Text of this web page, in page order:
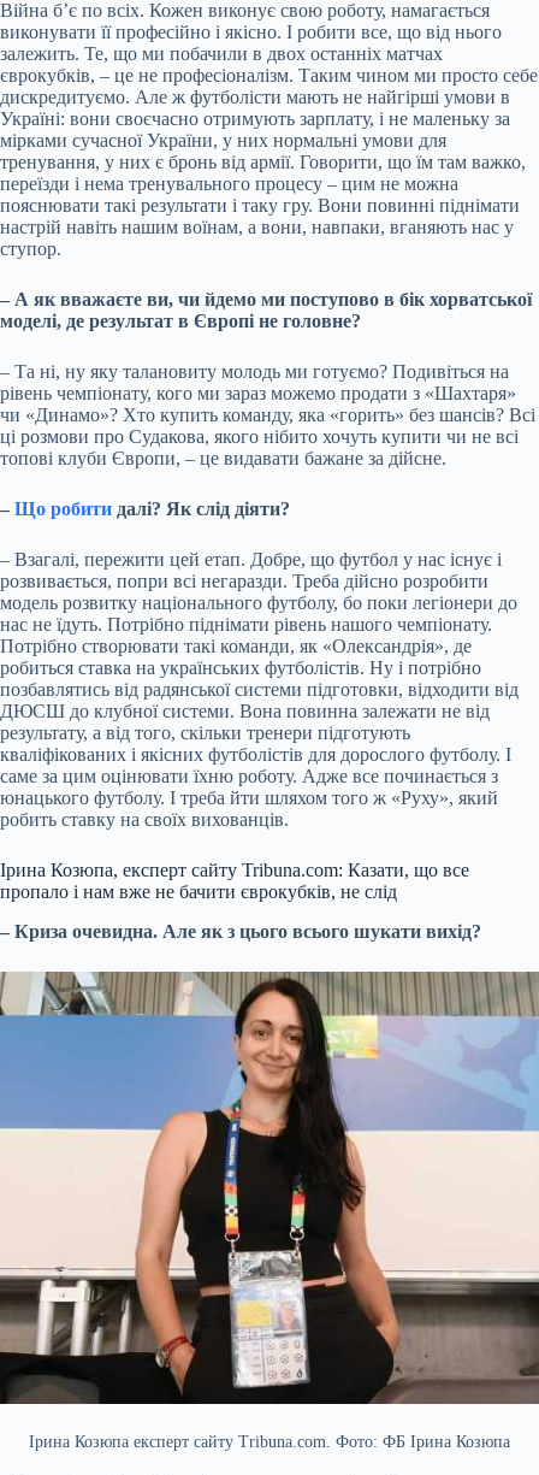
Війна б’є по всіх. Кожен виконує свою роботу, намагається
виконувати її професійно і якісно. І робити все, що від нього
залежить. Те, що ми побачили в двох останніх матчах
єврокубків, – це не професіоналізм. Таким чином ми просто себе
дискредитуємо. Але ж футболісти мають не найгірші умови в
Україні: вони своєчасно отримують зарплату, і не маленьку за
мірками сучасної України, у них нормальні умови для
тренування, у них є бронь від армії. Говорити, що їм там важко,
переїзди і нема тренувального процесу – цим не можна
пояснювати такі результати і таку гру. Вони повинні піднімати
настрій навіть нашим воїнам, а вони, навпаки, вганяють нас у
ступор.
– А як вважаєте ви, чи йдемо ми поступово в бік хорватської
моделі, де результат в Європі не головне?
– Та ні, ну яку талановиту молодь ми готуємо? Подивіться на
рівень чемпіонату, кого ми зараз можемо продати з «Шахтаря»
чи «Динамо»? Хто купить команду, яка «горить» без шансів? Всі
ці розмови про Судакова, якого нібито хочуть купити чи не всі
топові клуби Європи, – це видавати бажане за дійсне.
– Що робити далі? Як слід діяти?
– Взагалі, пережити цей етап. Добре, що футбол у нас існує і
розвивається, попри всі негаразди. Треба дійсно розробити
модель розвитку національного футболу, бо поки легіонери до
нас не їдуть. Потрібно піднімати рівень нашого чемпіонату.
Потрібно створювати такі команди, як «Олександрія», де
робиться ставка на українських футболістів. Ну і потрібно
позбавлятись від радянської системи підготовки, відходити від
ДЮСШ до клубної системи. Вона повинна залежати не від
результату, а від того, скільки тренери підготують
кваліфікованих і якісних футболістів для дорослого футболу. І
саме за цим оцінювати їхню роботу. Адже все починається з
юнацького футболу. І треба йти шляхом того ж «Руху», який
робить ставку на своїх вихованців.
Ірина Козюпа, експерт сайту Tribuna.com: Казати, що все
пропало і нам вже не бачити єврокубків, не слід
– Криза очевидна. Але як з цього всього шукати вихід?
Ірина Козюпа експерт сайту Tribuna.com. Фото: ФБ Ірина Козюпа